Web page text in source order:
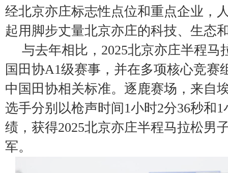
经北京亦庄标志性点位和重点企业，
起用脚步丈量北京亦庄的科技、生态
与去年相比，2025北京亦庄半程马
国田协A1级赛事，并在多项核心竞赛
中国田协相关标准。逐鹿赛场，来自
选手分别以枪声时间1小时2分36秒和1
绩，获得2025北京亦庄半程马拉松男
军。